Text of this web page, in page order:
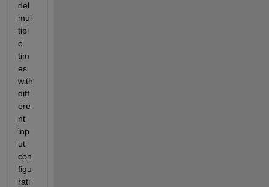
del
mul
tipl
e
tim
es
with
diff
ere
nt
inp
ut
con
figu
rati